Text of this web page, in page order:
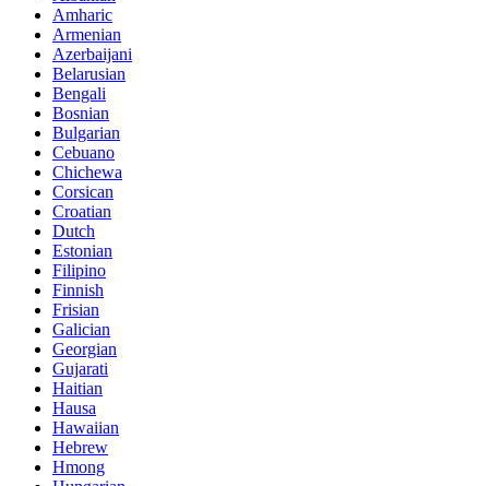
Amharic
Armenian
Azerbaijani
Belarusian
Bengali
Bosnian
Bulgarian
Cebuano
Chichewa
Corsican
Croatian
Dutch
Estonian
Filipino
Finnish
Frisian
Galician
Georgian
Gujarati
Haitian
Hausa
Hawaiian
Hebrew
Hmong